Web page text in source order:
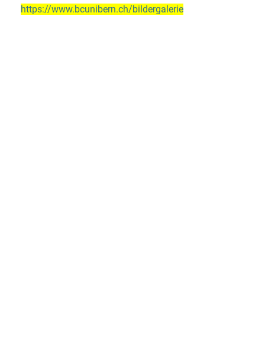
https://www.bcunibern.ch/bildergalerie